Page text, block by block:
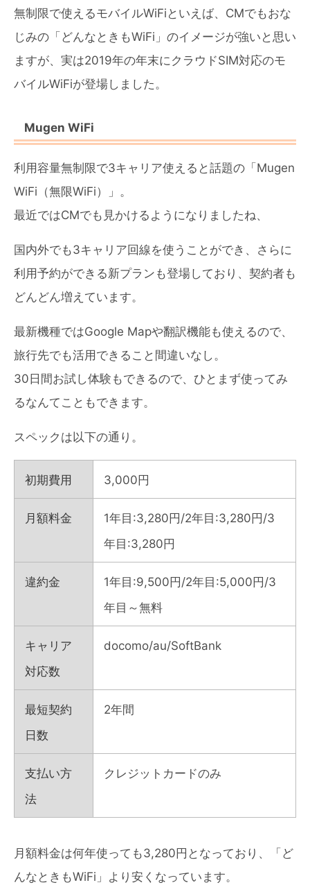
無制限で使えるモバイルWiFiといえば、CMでもおな
じみの「どんなときもWiFi」のイメージが強いと思い
ますが、実は2019年の年末にクラウドSIM対応のモ
バイルWiFiが登場しました。
Mugen WiFi
利用容量無制限で3キャリア使えると話題の「Mugen
WiFi（無限WiFi）」。
最近ではCMでも見かけるようになりましたね、
国内外でも3キャリア回線を使うことができ、さらに
利用予約ができる新プランも登場しており、契約者も
どんどん増えています。
最新機種ではGoogle Mapや翻訳機能も使えるので、
旅行先でも活用できること間違いなし。
30日間お試し体験もできるので、ひとまず使ってみ
るなんてこともできます。
スペックは以下の通り。
初期費用 3,000円
月額料金
1年目:3,280円/2年目:3,280円/3
年目:3,280円
違約金
1年目:9,500円/2年目:5,000円/3
年目～無料
キャリア
対応数
docomo/au/SoftBank
最短契約
日数
2年間
支払い方
法
クレジットカードのみ
月額料金は何年使っても3,280円となっており、「ど
んなときもWiFi」より安くなっています。